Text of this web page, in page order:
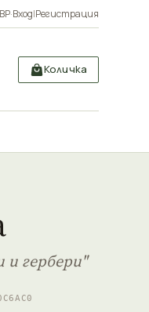
·Вход|Регистрация
Количка
и гербери"